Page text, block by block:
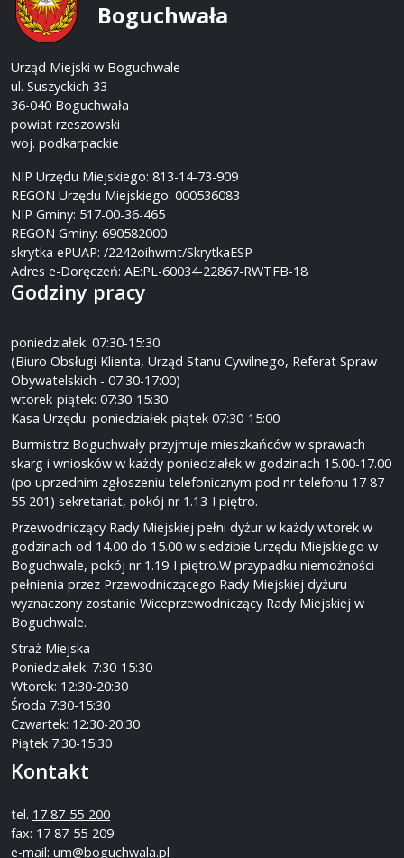
Boguchwała
Urząd Miejski w Boguchwale
ul. Suszyckich 33
36-040 Boguchwała
powiat rzeszowski
woj. podkarpackie
NIP Urzędu Miejskiego: 813-14-73-909
REGON Urzędu Miejskiego: 000536083
NIP Gminy: 517-00-36-465
REGON Gminy: 690582000
skrytka ePUAP: /2242oihwmt/SkrytkaESP
Adres e-Doręczeń: AE:PL-60034-22867-RWTFB-18
Godziny pracy
poniedziałek: 07:30-15:30
(Biuro Obsługi Klienta, Urząd Stanu Cywilnego, Referat Spraw
Obywatelskich - 07:30-17:00)
wtorek-piątek: 07:30-15:30
Kasa Urzędu: poniedziałek-piątek 07:30-15:00
Burmistrz Boguchwały przyjmuje mieszkańców w sprawach
skarg i wniosków w każdy poniedziałek w godzinach 15.00-17.00
(po uprzednim zgłoszeniu telefonicznym pod nr telefonu 17 87
55 201) sekretariat, pokój nr 1.13-I piętro.
Przewodniczący Rady Miejskiej pełni dyżur w każdy wtorek w
godzinach od 14.00 do 15.00 w siedzibie Urzędu Miejskiego w
Boguchwale, pokój nr 1.19-I piętro.W przypadku niemożności
pełnienia przez Przewodniczącego Rady Miejskiej dyżuru
wyznaczony zostanie Wiceprzewodniczący Rady Miejskiej w
Boguchwale.
Straż Miejska
Poniedziałek: 7:30-15:30
Wtorek: 12:30-20:30
Środa 7:30-15:30
Czwartek: 12:30-20:30
Piątek 7:30-15:30
Kontakt
tel. 17 87-55-200
fax: 17 87-55-209
e-mail: um@boguchwala.pl